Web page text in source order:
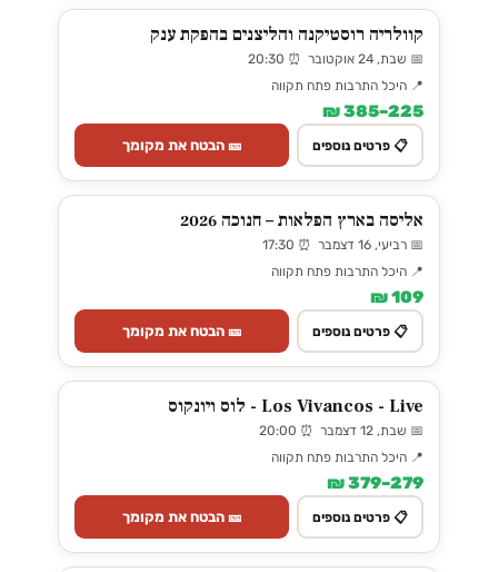
קוולריה רוסטיקנה והליצנים בהפקת ענק
📅 שבת, 24 אוקטובר ⏰ 20:30
📍 היכל התרבות פתח תקווה
225–385 ₪
📋 פרטים נוספים 🎫 הבטח את מקומך
אליסה בארץ הפלאות – חנוכה 2026
📅 רביעי, 16 דצמבר ⏰ 17:30
📍 היכל התרבות פתח תקווה
109 ₪
📋 פרטים נוספים 🎫 הבטח את מקומך
Los Vivancos - Live - לוס ויונקוס
📅 שבת, 12 דצמבר ⏰ 20:00
📍 היכל התרבות פתח תקווה
279–379 ₪
📋 פרטים נוספים 🎫 הבטח את מקומך